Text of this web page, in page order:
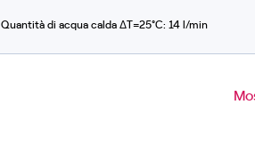
Quantità di acqua calda ΔT=25°C: 14 l/min